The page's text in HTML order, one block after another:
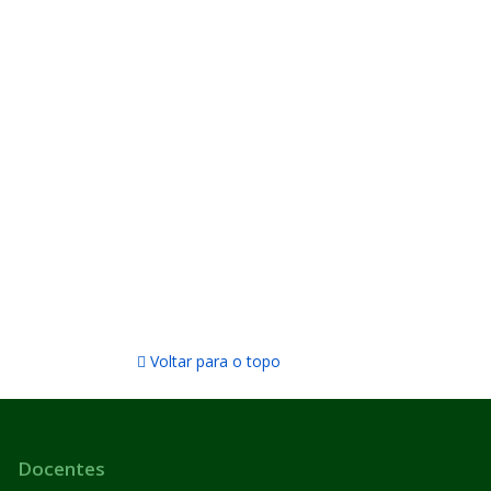
Voltar para o topo
Docentes